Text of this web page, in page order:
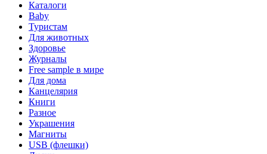
Каталоги
Baby
Туристам
Для животных
Здоровье
Журналы
Free sample в мире
Для дома
Канцелярия
Книги
Разное
Украшения
Магниты
USB (флешки)